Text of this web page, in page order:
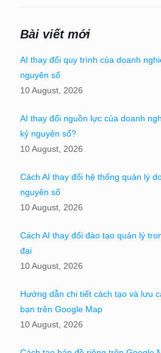
Bài viết mới
AI thay đổi quy trình của doanh
nguyên số
10 August, 2026
AI thay đổi nguồn lực của doanh
kỷ nguyên số?
10 August, 2026
Cách AI thay đổi hệ thống quản lý
nguyên số
10 August, 2026
Cách AI thay đổi đào tạo quản lý
đại
10 August, 2026
Hướng dẫn chi tiết cách tạo và lưu
bạn trên Google Map
10 August, 2026